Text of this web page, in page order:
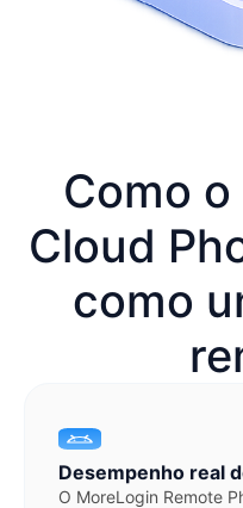
Como
Cloud
como
Desempenho real
O MoreLogin Remote